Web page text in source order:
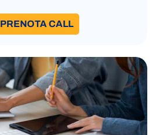
PRENOTA CALL